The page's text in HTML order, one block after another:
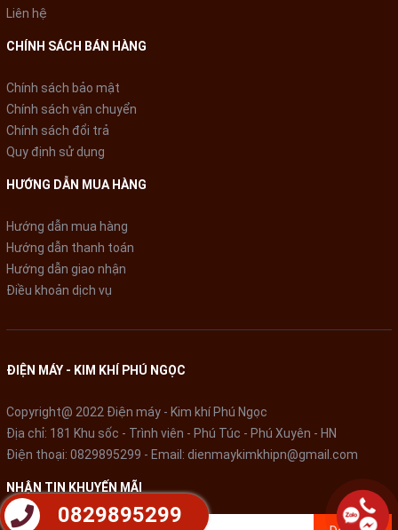
* Hình ảnh chỉ mang tính chất minh họa
Lọc không khí
Sử dụng
giúp máy lạnh Gree lọc đi những bụi bẩn, vi khuẩn, nấm mốc,
đặc biệt máy còn có thể lọc được bụi mịn.
Liên hệ
CHÍNH SÁCH BÁN HÀNG
Chính sách bảo mật
Chính sách vận chuyển
Chính sách đổi trả
Quy định sử dụng
HƯỚNG DẪN MUA HÀNG
Hướng dẫn mua hàng
Hướng dẫn thanh toán
Hướng dẫn giao nhận
Điều khoản dịch vụ
ĐIỆN MÁY - KIM KHÍ PHÚ NGỌC
Copyright@ 2022 Điện máy - Kim khí Phú Ngọc
Địa chỉ: 181 Khu sốc - Trình viên - Phú Túc - Phú Xuyên - HN
Điện thoại: 0829895299 - Email: dienmaykimkhipn@gmail.com
NHẬN TIN KHUYẾN MÃI
0829895299